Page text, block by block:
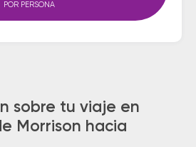
POR PERSONA
sobre tu viaje en
Morrison hacia